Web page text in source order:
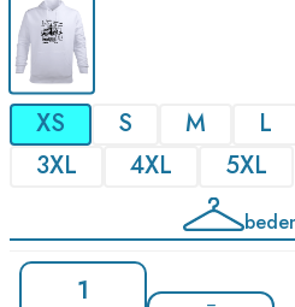
XS S M L
3XL
4XL 5XL